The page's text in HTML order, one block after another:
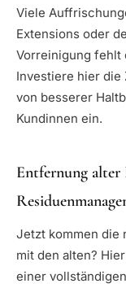
Viele
Extensions oder
Vorreinigung fehlt
Investiere hier die
von besserer
Kundinnen ein.
Entfernung alter
Jetzt kommen die
mit den alten?
einer